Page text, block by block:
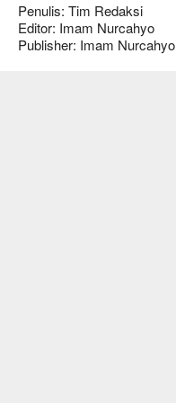
Penulis: Tim Redaksi
Editor: Imam Nurcahyo
Publisher: Imam Nurcahyo